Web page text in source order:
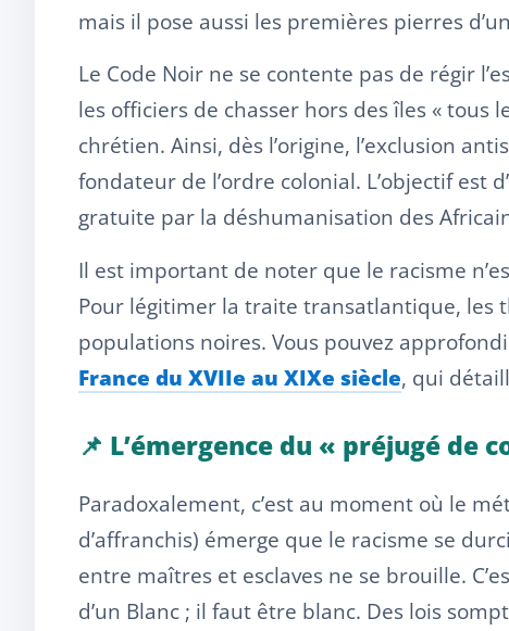
mais il pose aussi les premières pierres
Le Code Noir ne se contente pas de régir
les officiers de chasser hors des îles « tous
chrétien. Ainsi, dès l’origine, l’exclusion
fondateur de l’ordre colonial. L’objectif est
gratuite par la déshumanisation des
Il est important de noter que le racisme
Pour légitimer la traite transatlantique, les
populations noires. Vous pouvez
France du XVIIe au XIXe siècle, qui
📌 L’émergence du « préjugé de
Paradoxalement, c’est au moment où le
d’affranchis) émerge que le racisme se
entre maîtres et esclaves ne se brouille.
d’un Blanc ; il faut être blanc. Des lois